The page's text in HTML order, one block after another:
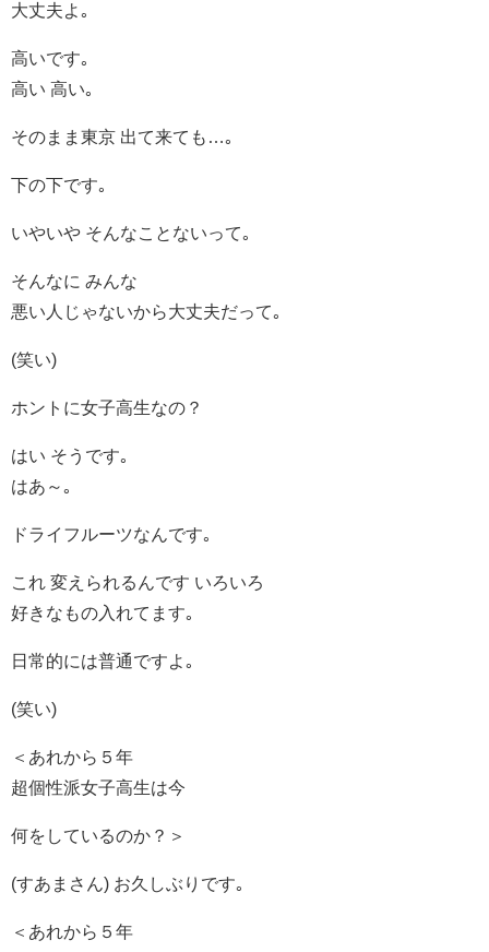
大丈夫よ｡
高いです｡
高い 高い｡
そのまま東京 出て来ても…｡
下の下です｡
いやいや そんなことないって｡
そんなに みんな
悪い人じゃないから大丈夫だって｡
(笑い)
ホントに女子高生なの？
はい そうです｡
はあ～｡
ドライフルーツなんです｡
これ 変えられるんです いろいろ
好きなもの入れてます｡
日常的には普通ですよ｡
(笑い)
＜あれから５年
超個性派女子高生は今
何をしているのか？＞
(すあまさん) お久しぶりです｡
＜あれから５年